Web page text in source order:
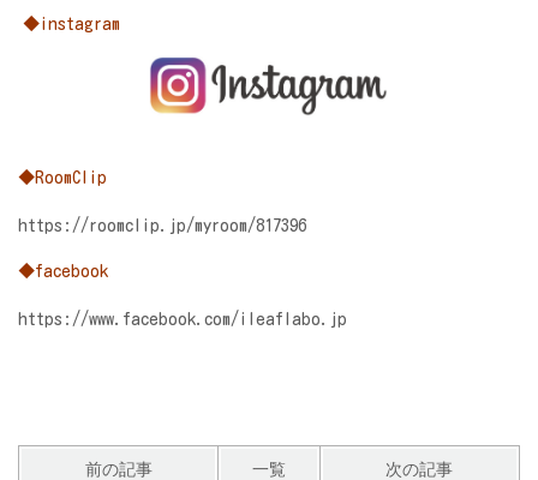
◆instagram
◆RoomClip
https://roomclip.jp/myroom/817396
◆facebook
https://www.facebook.com/ileaflabo.jp
前の記事 一覧 次の記事